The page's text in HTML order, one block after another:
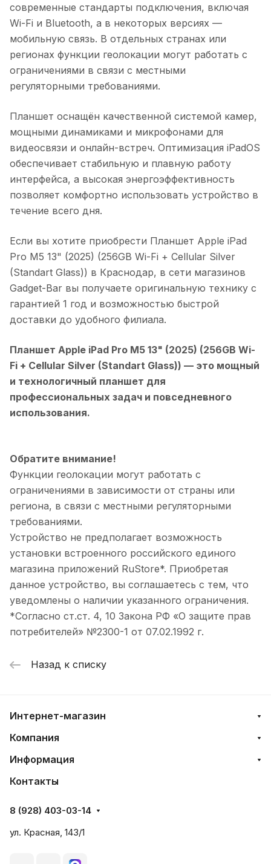
современные стандарты подключения, включая
Wi-Fi и Bluetooth, а в некоторых версиях —
мобильную связь. В отдельных странах или
регионах функции геолокации могут работать с
ограничениями в связи с местными
регуляторными требованиями.
Планшет оснащён качественной системой камер,
мощными динамиками и микрофонами для
видеосвязи и онлайн-встреч. Оптимизация iPadOS
обеспечивает стабильную и плавную работу
интерфейса, а высокая энергоэффективность
позволяет комфортно использовать устройство в
течение всего дня.
Если вы хотите приобрести Планшет Apple iPad
Pro M5 13" (2025) (256GB Wi-Fi + Cellular Silver
(Standart Glass)) в Краснодар, в сети магазинов
Gadget-Bar вы получаете оригинальную технику с
гарантией 1 год и возможностью быстрой
доставки до удобного филиала.
Планшет Apple iPad Pro M5 13" (2025) (256GB Wi-
Fi + Cellular Silver (Standart Glass)) — это мощный
и технологичный планшет для
профессиональных задач и повседневного
использования.
Обратите внимание!
Функции геолокации могут работать с
ограничениями в зависимости от страны или
региона, в связи с местными регуляторными
требованиями.
Устройство не предполагает возможность
установки встроенного российского единого
магазина приложений RuStore*. Приобретая
данное устройство, вы соглашаетесь с тем, что
уведомлены о наличии указанного ограничения.
*Согласно ст.ст. 4, 10 Закона РФ «О защите прав
потребителей» №2300-1 от 07.02.1992 г.
Назад к списку
Интернет-магазин
Компания
Информация
Контакты
8 (928) 403-03-14
ул. Красная, 143/1